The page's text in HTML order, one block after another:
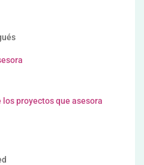
proyectos que asesora